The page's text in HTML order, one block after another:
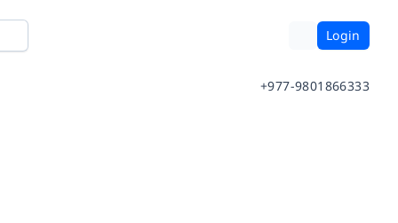
Login
+977-9801866333